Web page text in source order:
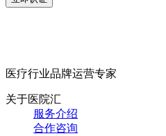
医疗行业品牌运营专家
关于医院汇
服务介绍
合作咨询